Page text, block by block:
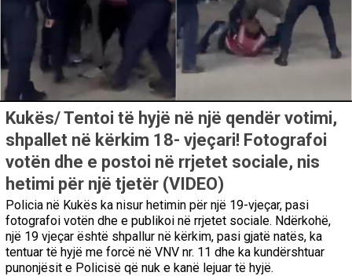
Kukës/ Tentoi të hyjë në një qendër votimi,
shpallet në kërkim 18- vjeçari! Fotografoi
votën dhe e postoi në rrjetet sociale, nis
hetimi për një tjetër (VIDEO)
Policia në Kukës ka nisur hetimin për një 19-vjeçar, pasi
fotografoi votën dhe e publikoi në rrjetet sociale. Ndërkohë,
një 19 vjeçar është shpallur në kërkim, pasi gjatë natës, ka
tentuar të hyjë me forcë në VNV nr. 11 dhe ka kundërshtuar
punonjësit e Policisë që nuk e kanë lejuar të hyjë.